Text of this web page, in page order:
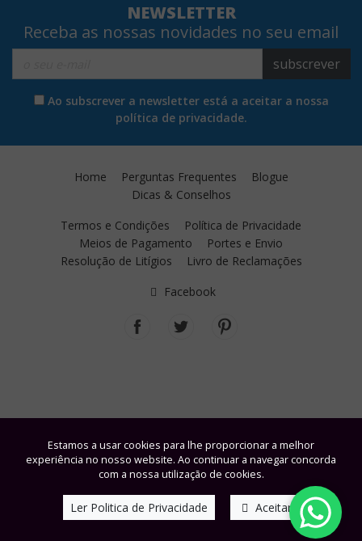
Estamos a usar cookies para lhe proporcionar a melhor
experiência no nosso website. Ao continuar a navegar concorda
com a nossa utilização de cookies.
Ler Politica de Privacidade Aceitar
NEWSLETTER
Receba as nossas novidades no seu email
subscrever
Ao subscrever a newsletter está a aceitar a nossa
política de privacidade.
Home Perguntas Frequentes
Blogue
Dicas & Conselhos
Termos e Condições
Política de Privacidade
Meios de Pagamento
Portes e Envio
Resolução de Litígios
Livro de Reclamações
Facebook
© Fisiobel - Cosmética Profissional, Lda. | Powered bywindbyinternet